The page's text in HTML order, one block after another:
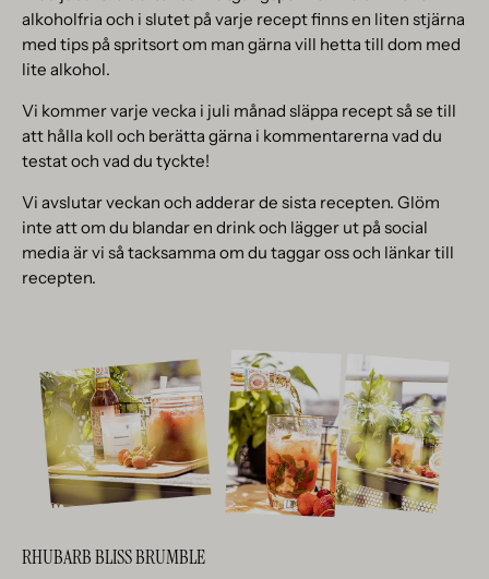
alkoholfria och i slutet på varje recept finns en liten stjärna
med tips på spritsort om man gärna vill hetta till dom med
lite alkohol.
Vi kommer varje vecka i juli månad släppa recept så se till
att hålla koll och berätta gärna i kommentarerna vad du
testat och vad du tyckte!
Vi avslutar veckan och adderar de sista recepten. Glöm
inte att om du blandar en drink och lägger ut på social
media är vi så tacksamma om du taggar oss och länkar till
recepten.
RHUBARB BLISS BRUMBLE